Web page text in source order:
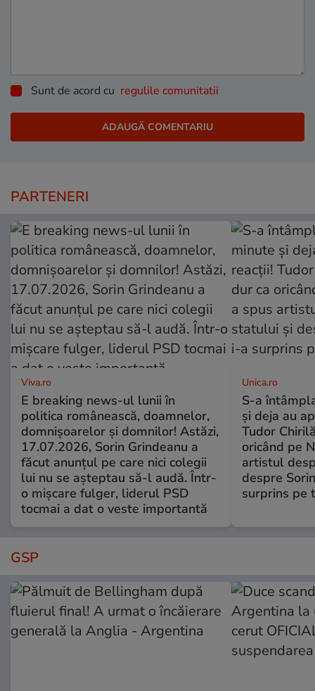
Sunt de acord cu regulile comunitatii
PARTENERI
Viva.ro
E breaking news-ul lunii în
politica românească, doamnelor,
domnișoarelor și domnilor! Astăzi,
17.07.2026, Sorin Grindeanu a
făcut anunțul pe care nici colegii
lui nu se așteptau să-l audă. Într-
o mișcare fulger, liderul PSD
tocmai a dat o veste importantă
Unica.ro
S-a
și deja au
Tudor
oricând pe
artistul
despre
surprins pe
GSP